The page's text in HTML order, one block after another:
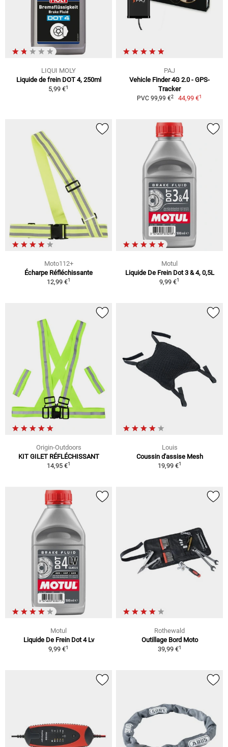
LIQUI MOLY
Liquide de frein DOT 4, 250ml
5,99 €1
PAJ
Vehicle Finder 4G 2.0 - GPS-
Tracker
PVC 99,99 €2 44,99 €1
Moto112+
Écharpe Réfléchissante
12,99 €1
Motul
Liquide De Frein Dot 3 & 4, 0,5L
9,99 €1
Origin-Outdoors
KIT GILET RÉFLÉCHISSANT
14,95 €1
Louis
Coussin d'assise Mesh
19,99 €1
Motul
Liquide De Frein Dot 4 Lv
9,99 €1
Rothewald
Outillage Bord Moto
39,99 €1